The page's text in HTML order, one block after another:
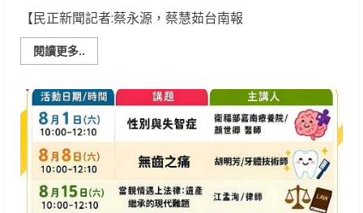
【民正新聞記者:蔡永源，蔡慧茹台南報
閱讀更多..
more
射
擊
培
養
專
注
與
自
律
兒
少